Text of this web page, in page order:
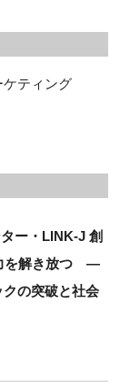
ケティング
ー・LINK-J 創
を解き放つ ―
の突破と社会